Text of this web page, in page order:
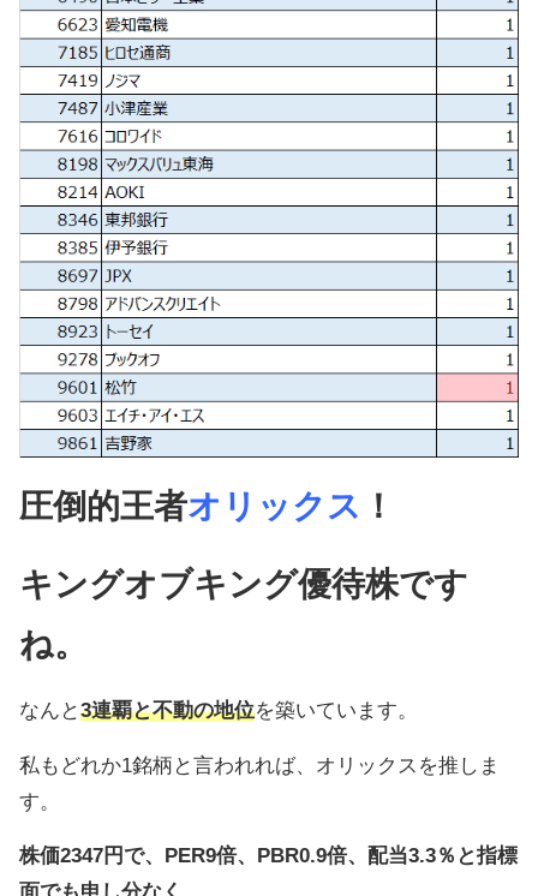
圧倒的王者オリックス ！
キングオブキング優待株です
ね。
なんと3連覇と不動の地位を築いています。
私もどれか1銘柄と言われれば、オリックスを推しま
す。
株価2347円で、PER9倍、PBR0.9倍、配当3.3％と指標